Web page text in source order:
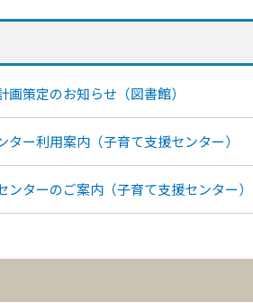
策定のお知らせ（図書館）
ター利用案内（子育て支援センター）
ンターのご案内（子育て支援センター）